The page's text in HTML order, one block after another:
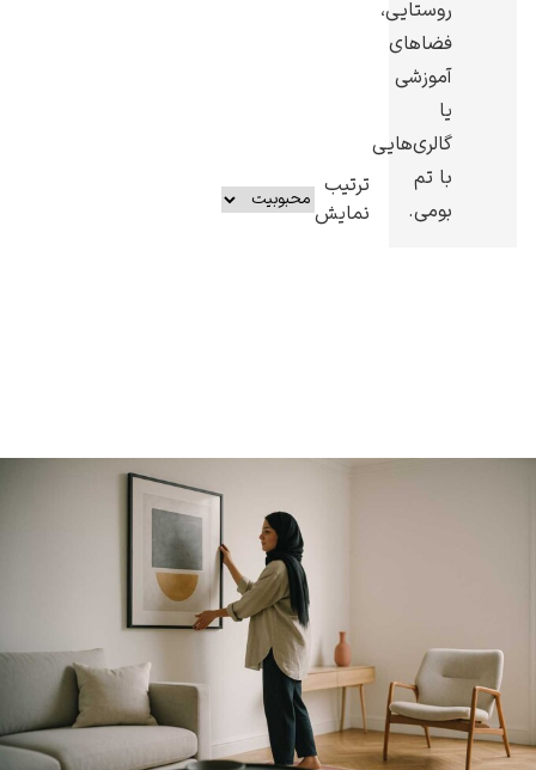
روستایی،
فضاهای
آموزشی
یا
گالری‌هایی
با تم
بومی.
ترتیب
نمایش